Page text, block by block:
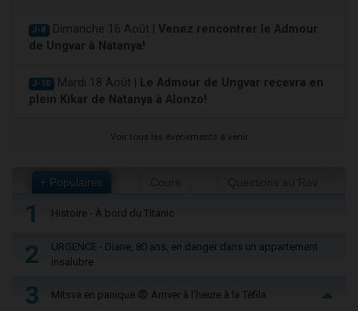
J-8 Dimanche 16 Août | Venez rencontrer le Admour
de Ungvar à Natanya!
J-10 Mardi 18 Août |
Le Admour de Ungvar recevra en
plein Kikar de Natanya à Alonzo!
Voir tous les événements à venir
+ Populaires
1 Histoire - À bord du Titanic
2
URGENCE - Diane, 80 ans, en danger dans un appartement
insalubre
3 Mitsva en panique 😨 Arriver à l'heure à la Téfila